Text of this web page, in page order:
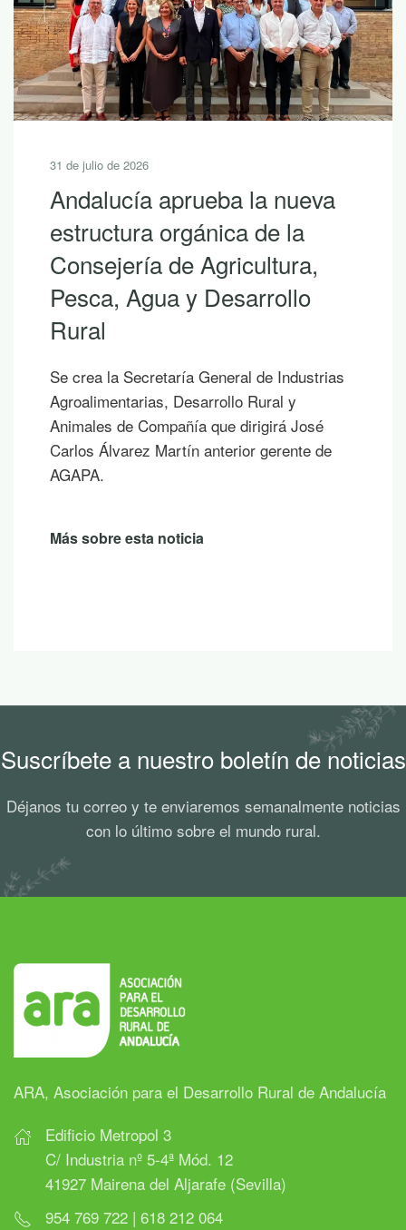
30 de julio de 2026
10 lecturas de verano para
descubrir la riqueza de
Andalucía con LEADER
Si hoy es uno de esos días prometedores en
los que ya empiezas a saborear y planificar
publicaciones para leer junto al mar, bajo la
sombra de un árbol o mientras contemplas
un atardecer en la montaña.
Suscríbete a nuestro boletín de noticias
Déjanos tu correo y te enviaremos semanalmente noticias
con lo último sobre el mundo rural.
ARA, Asociación para el Desarrollo Rural de Andalucía
Edificio Metropol 3
C/ Industria nº 5-4ª Mód. 12
41927 Mairena del Aljarafe (Sevilla)
954 769 722 | 618 212 064